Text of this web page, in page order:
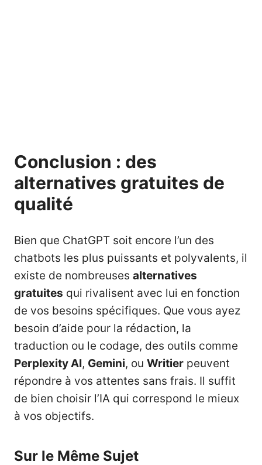
Conclusion : des
alternatives gratuites de
qualité
Bien que ChatGPT soit encore l’un des
chatbots les plus puissants et polyvalents, il
existe de nombreuses alternatives
gratuites qui rivalisent avec lui en fonction
de vos besoins spécifiques. Que vous ayez
besoin d’aide pour la rédaction, la
traduction ou le codage, des outils comme
Perplexity AI, Gemini, ou Writier peuvent
répondre à vos attentes sans frais. Il suffit
de bien choisir l’IA qui correspond le mieux
à vos objectifs.
Sur le Même Sujet